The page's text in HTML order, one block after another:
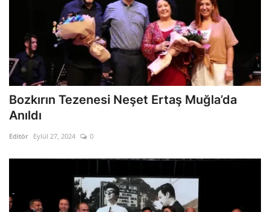
Bozkırın Tezenesi Neşet Ertaş Muğla’da
Anıldı
Editör Eylül 27, 2024 0